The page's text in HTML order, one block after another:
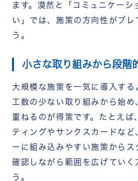
ます。漠然と「コミュニケーシ
い」では、施策の方向性がブレ
う。
小さな取り組みから段階
大規模な施策を一気に導入する
工数の少ない取り組みから始め
重ねるのが得策です。たとえ
ティングやサンクスカードなど
ーに組み込みやすい施策からス
確認しながら範囲を広げていく
う。